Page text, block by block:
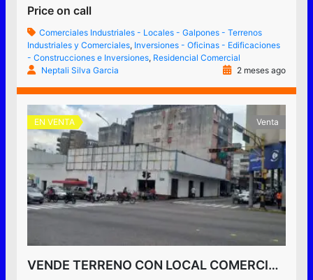
Price on call
Comerciales Industriales - Locales - Galpones - Terrenos
Industriales y Comerciales, Inversiones - Oficinas - Edificaciones
- Construcciones e Inversiones, Residencial Comercial
Neptali Silva Garcia
2 meses ago
EN VENTA Venta
VENDE TERRENO CON LOCAL COMERCIAL EN CENTRO DE SAN CRISTÓBAL, TÁCHIRA, VENEZUELA